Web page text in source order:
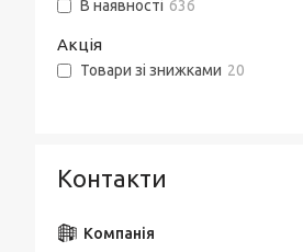
В наявності 636
Акція
Товари зі знижками 20
Контакти